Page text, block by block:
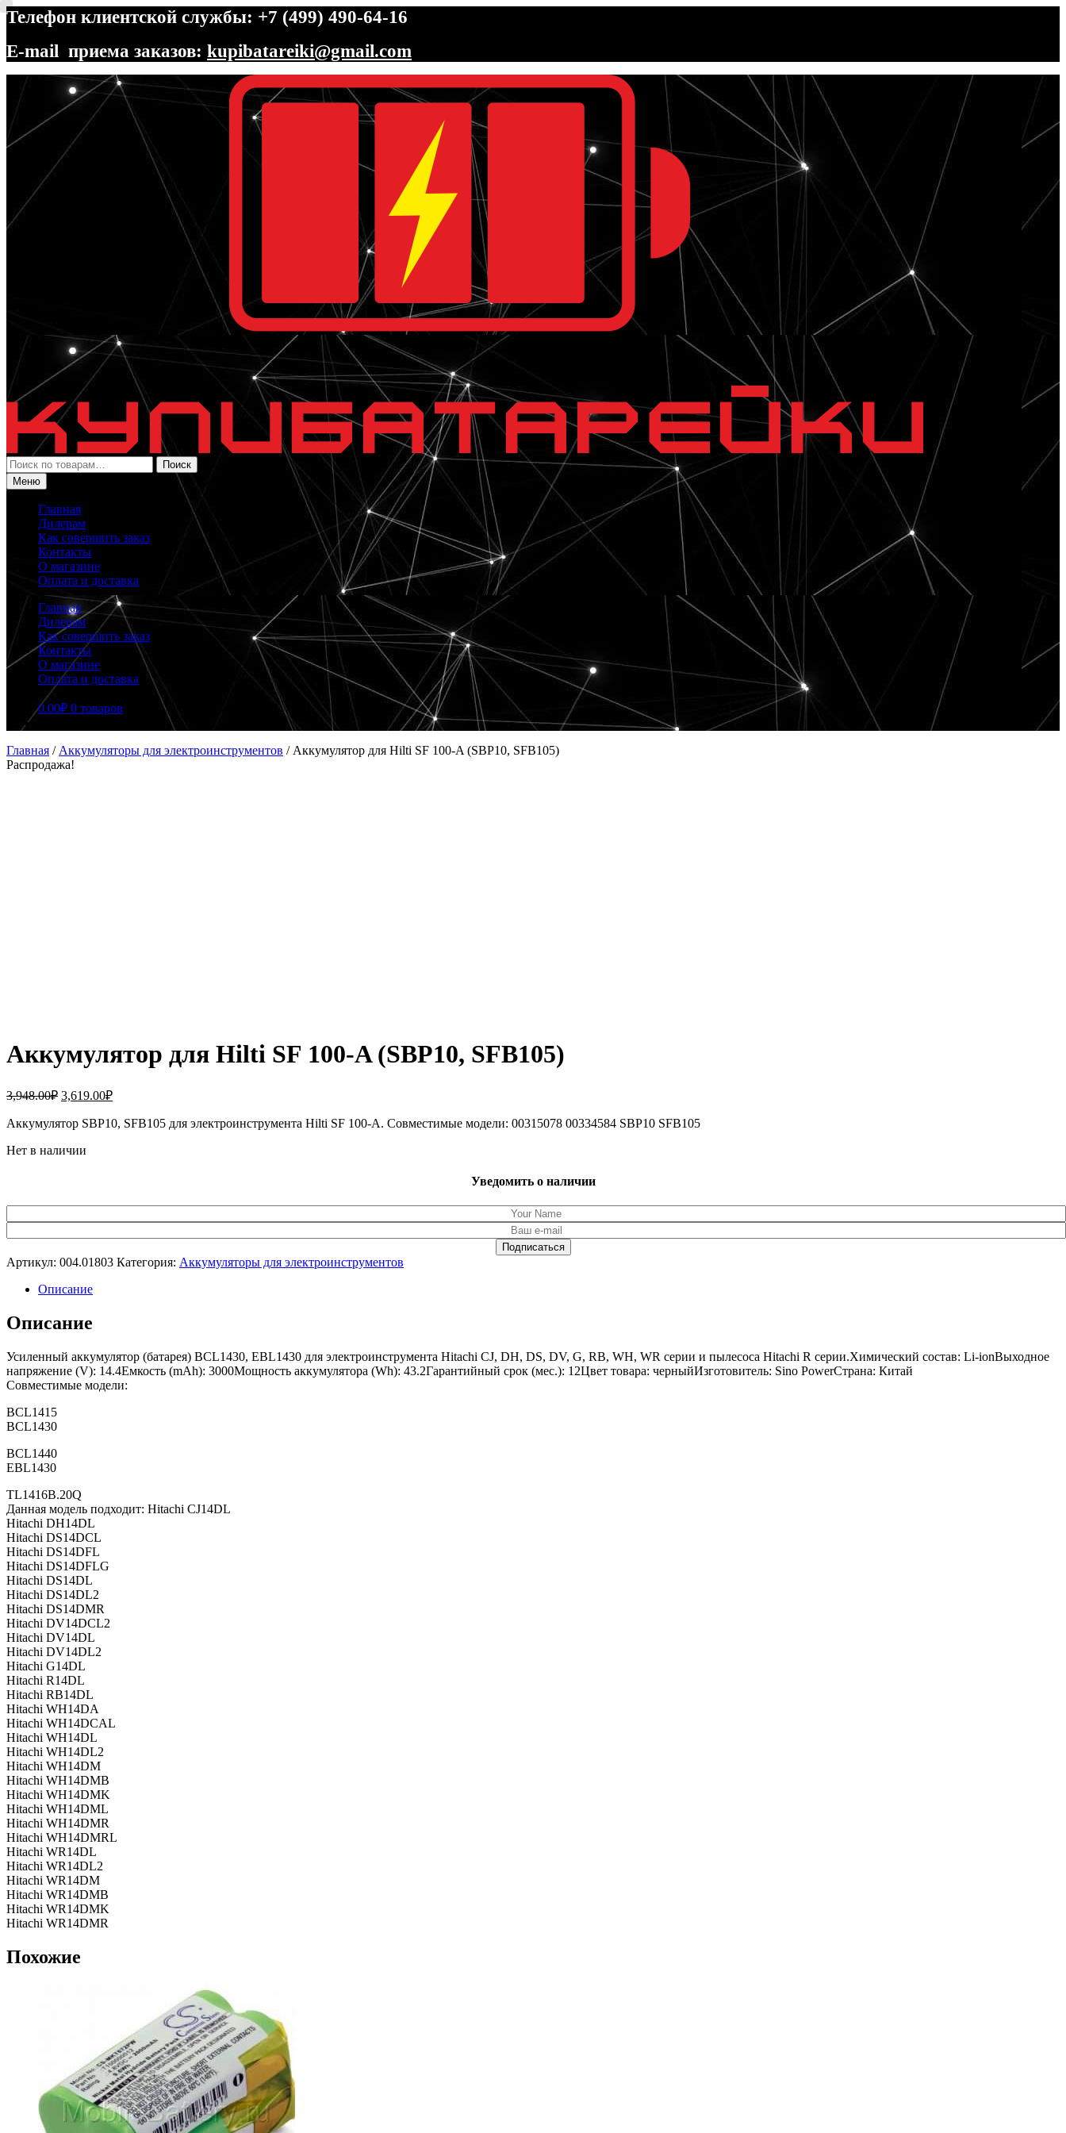
Телефон клиентской службы: +7 (499) 490-64-16
E-mail приема заказов: kupibatareiki@gmail.com
Перейти
навигации
Перейти
содержимому
Искать:
Поиск
Меню
Главная
Дилерам
Как совершить заказ
Контакты
О магазине
Оплата и доставка
Главная
Дилерам
Как совершить заказ
Контакты
О магазине
Оплата и доставка
0.00₽ 0 товаров
Главная / Аккумуляторы для электроинструментов / Аккумулятор для Hilti SF 100-A (SBP10, SFB105)
Распродажа!
Аккумулятор для Hilti SF 100-A (SBP10, SFB105)
3,948.00₽ Первоначальная
составляла
3,619.00₽Текущая
3,619.00₽.
Аккумулятор SBP10, SFB105 для электроинструмента Hilti SF 100-A. Совместимые модели: 00315078 00334584 SBP10 SFB105
Нет в наличии
Уведомить о наличии
Артикул: 004.01803 Категория: Аккумуляторы для электроинструментов
Описание
Описание
Усиленный аккумулятор (батарея) BCL1430, EBL1430 для электроинструмента Hitachi CJ, DH, DS, DV, G, RB, WH, WR серии и пылесоса Hitachi R серии.Химический состав: Li-ionВыходное
напряжение (V): 14.4Емкость (mAh): 3000Мощность аккумулятора (Wh): 43.2Гарантийный срок (мес.): 12Цвет товара: черныйИзготовитель: Sino PowerСтрана: Китай
Совместимые модели:
BCL1415
BCL1430
BCL1440
EBL1430
TL1416B.20Q
Данная модель подходит: Hitachi CJ14DL
Hitachi DH14DL
Hitachi DS14DCL
Hitachi DS14DFL
Hitachi DS14DFLG
Hitachi DS14DL
Hitachi DS14DL2
Hitachi DS14DMR
Hitachi DV14DCL2
Hitachi DV14DL
Hitachi DV14DL2
Hitachi G14DL
Hitachi R14DL
Hitachi RB14DL
Hitachi WH14DA
Hitachi WH14DCAL
Hitachi WH14DL
Hitachi WH14DL2
Hitachi WH14DM
Hitachi WH14DMB
Hitachi WH14DMK
Hitachi WH14DML
Hitachi WH14DMR
Hitachi WH14DMRL
Hitachi WR14DL
Hitachi WR14DL2
Hitachi WR14DM
Hitachi WR14DMB
Hitachi WR14DMK
Hitachi WR14DMR
Похожие